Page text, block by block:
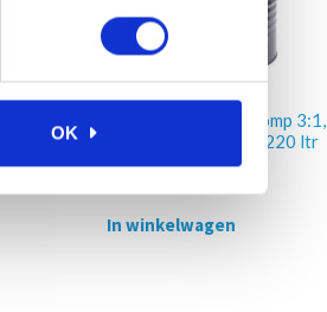
OK
Pneumatische oliepomp 3:1,
wandmontage, 180-220 ltr
€523,00
In winkelwagen